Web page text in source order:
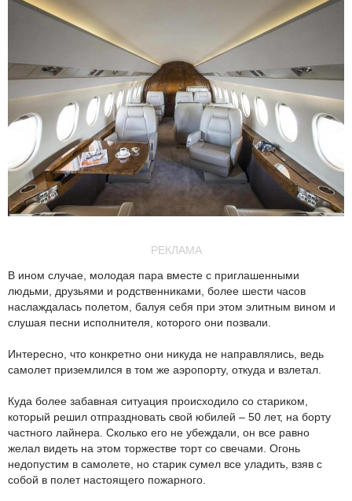
РЕКЛАМА
В ином случае, молодая пара вместе с приглашенными
людьми, друзьями и родственниками, более шести часов
наслаждалась полетом, балуя себя при этом элитным вином и
слушая песни исполнителя, которого они позвали.
Интересно, что конкретно они никуда не направлялись, ведь
самолет приземлился в том же аэропорту, откуда и взлетал.
Куда более забавная ситуация происходило со стариком,
который решил отпраздновать свой юбилей – 50 лет, на борту
частного лайнера. Сколько его не убеждали, он все равно
желал видеть на этом торжестве торт со свечами. Огонь
недопустим в самолете, но старик сумел все уладить, взяв с
собой в полет настоящего пожарного.